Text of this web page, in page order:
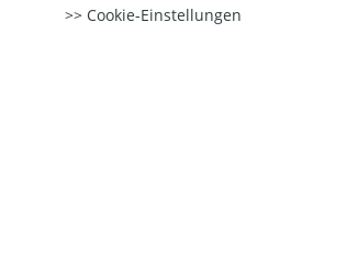
Cookie-Einstellungen